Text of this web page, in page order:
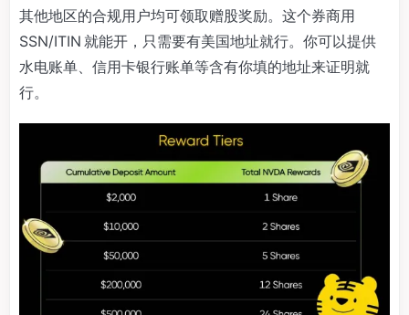
其他地区的合规用户均可领取赠股奖励。这个券商用
SSN/ITIN 就能开，只需要有美国地址就行。你可以提供
水电账单、信用卡银行账单等含有你填的地址来证明就
行。